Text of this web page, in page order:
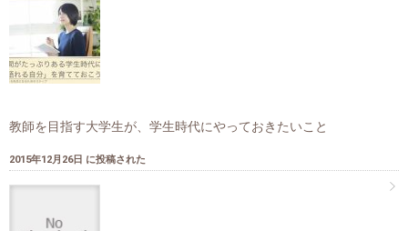
教師を目指す大学生が、学生時代にやっておきたいこと
2015年12月26日 に投稿された